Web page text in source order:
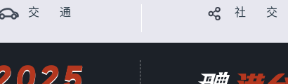
交 通 社 交